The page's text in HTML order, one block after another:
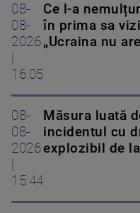
08-
08-
2026
16:05
Ce l-a
în prima sa
„Ucraina nu
08-
08-
2026
15:44
Măsura luată
incidentul cu
explozibil de